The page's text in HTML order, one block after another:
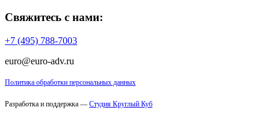
Свяжитесь с нами:
+7 (495) 788-7003
euro@euro-adv.ru
Политика обработки персональных данных
Разработка и поддержка — Студия Круглый Куб